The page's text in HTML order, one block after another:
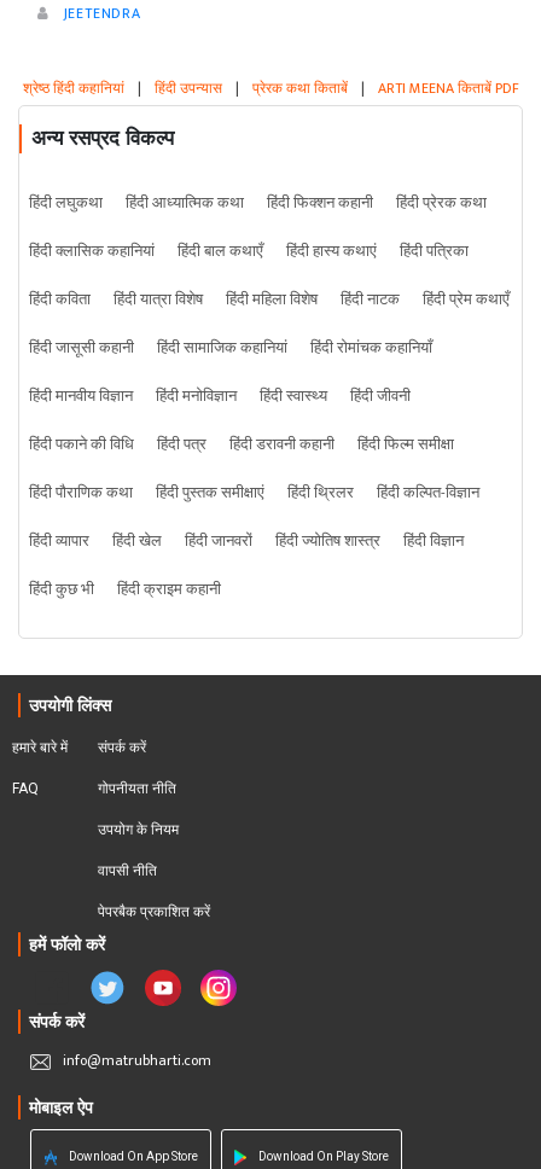
JEETENDRA
श्रेष्ठ हिंदी कहानियां | हिंदी उपन्यास | प्रेरक कथा किताबें | ARTI MEENA किताबें PDF
अन्य रसप्रद विकल्प
हिंदी लघुकथा हिंदी आध्यात्मिक कथा हिंदी फिक्शन कहानी
हिंदी प्रेरक कथा
हिंदी क्लासिक कहानियां
हिंदी बाल कथाएँ हिंदी हास्य कथाएं
हिंदी पत्रिका
हिंदी कविता
हिंदी यात्रा विशेष हिंदी महिला विशेष हिंदी नाटक
हिंदी प्रेम कथाएँ
हिंदी जासूसी कहानी
हिंदी सामाजिक कहानियां
हिंदी रोमांचक कहानियाँ
हिंदी मानवीय विज्ञान
हिंदी मनोविज्ञान हिंदी स्वास्थ्य
हिंदी जीवनी
हिंदी पकाने की विधि
हिंदी पत्र हिंदी डरावनी कहानी
हिंदी फिल्म समीक्षा
हिंदी पौराणिक कथा
हिंदी पुस्तक समीक्षाएं हिंदी थ्रिलर
हिंदी कल्पित-विज्ञान
हिंदी व्यापार
हिंदी खेल हिंदी जानवरों हिंदी ज्योतिष शास्त्र
हिंदी विज्ञान
हिंदी कुछ भी
हिंदी क्राइम कहानी
उपयोगी लिंक्स
हमारे बारे में
FAQ
संपर्क करें
गोपनीयता नीति
उपयोग के नियम
वापसी नीति
पेपरबैक प्रकाशित करें
हमें फॉलो करें
संपर्क करें
info@matrubharti.com
मोबाइल ऐप
Download On App Store Download On Play Store